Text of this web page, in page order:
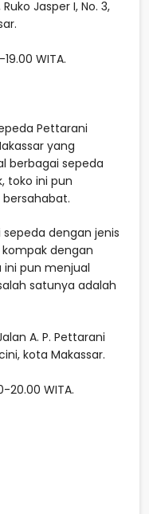
Jasper I, No. 3,
WITA.
Pettarani
yang
berbagai sepeda
toko ini pun
dengan jenis
dengan
ini pun menjual
satunya adalah
A. P. Pettarani
kota Makassar.
20.00 WITA.